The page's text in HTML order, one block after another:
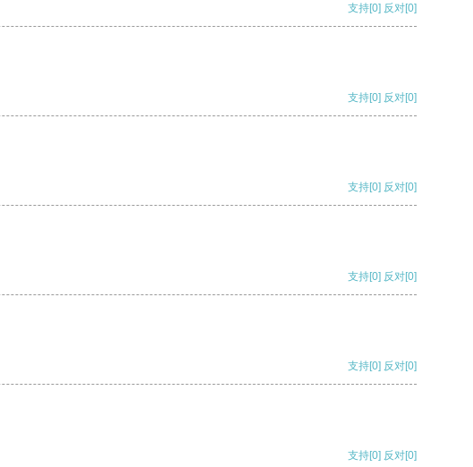
支持[0] 反对[0]
支持[0] 反对[0]
支持[0] 反对[0]
支持[0] 反对[0]
支持[0] 反对[0]
支持[0] 反对[0]